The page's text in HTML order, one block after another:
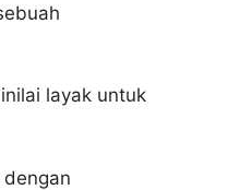
layak untuk